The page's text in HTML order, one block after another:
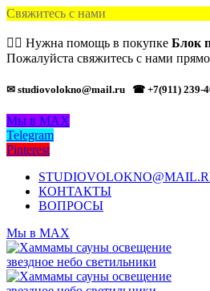
Свяжитесь с нами
🙋‍♂️ Нужна помощь в покупке Блок
Пожалуйста свяжитесь с нами прямо
✉ studiovolokno@mail.ru ☎ +7(911) 239-
Мы в MAX
Telegram
Pinterest
КОНТАКТЫ
ВОПРОСЫ
Мы в MAX